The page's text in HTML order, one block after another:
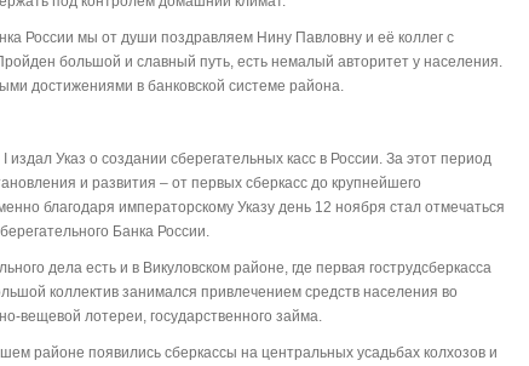
России мы от души поздравляем Нину Павловну и её коллег с
большой и славный путь, есть немалый авторитет у населения.
достижениями в банковской системе района.
Указ о создании сберегательных касс в России. За этот период
и развития – от первых сберкасс до крупнейшего
благодаря императорскому Указу день 12 ноября стал отмечаться
Банка России.
дела есть и в Викуловском районе, где первая гострудсберкасса
коллектив занимался привлечением средств населения во
вещевой лотереи, государственного займа.
районе появились сберкассы на центральных усадьбах колхозов и